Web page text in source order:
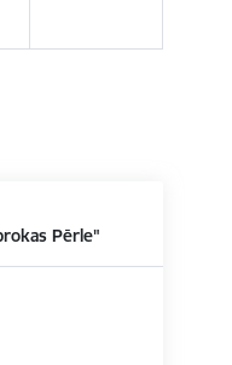
Pērle"